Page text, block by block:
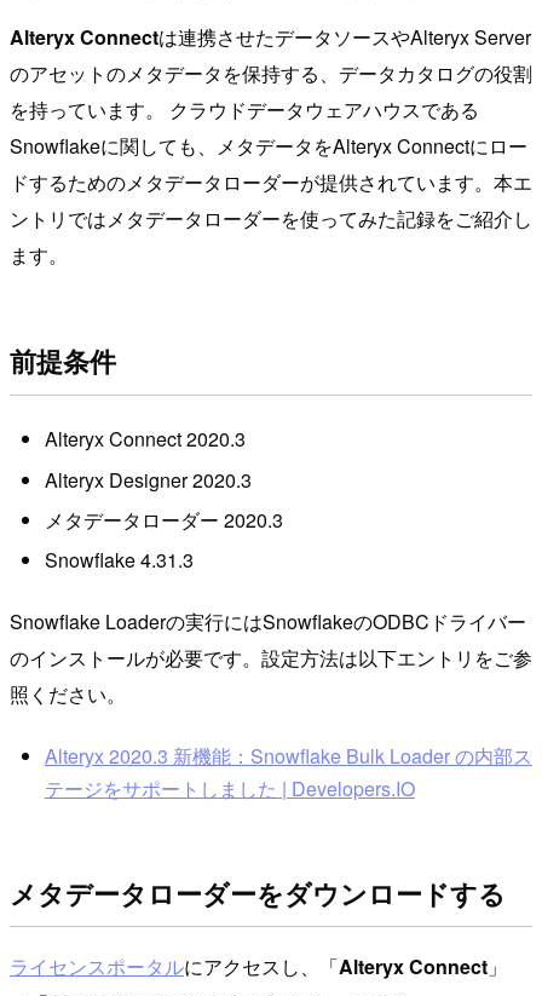
Alteryx Connectは連携させたデータソースやAlteryx Server
のアセットのメタデータを保持する、データカタログの役割
を持っています。 クラウドデータウェアハウスである
Snowflakeに関しても、メタデータをAlteryx Connectにロー
ドするためのメタデータローダーが提供されています。本エ
ントリではメタデータローダーを使ってみた記録をご紹介し
ます。
前提条件
Alteryx Connect 2020.3
Alteryx Designer 2020.3
メタデータローダー 2020.3
Snowflake 4.31.3
Snowflake Loaderの実行にはSnowflakeのODBCドライバー
のインストールが必要です。設定方法は以下エントリをご参
照ください。
Alteryx 2020.3 新機能：Snowflake Bulk Loader の内部ス
テージをサポートしました | Developers.IO
メタデータローダーをダウンロードする
ライセンスポータルにアクセスし、「Alteryx Connect 」